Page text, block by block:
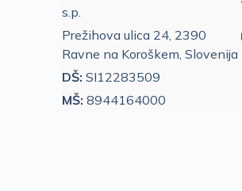
s.p.
Prežihova ulica 24, 2390
Ravne na Koroškem, Slovenija
DŠ: SI12283509
MŠ: 8944164000